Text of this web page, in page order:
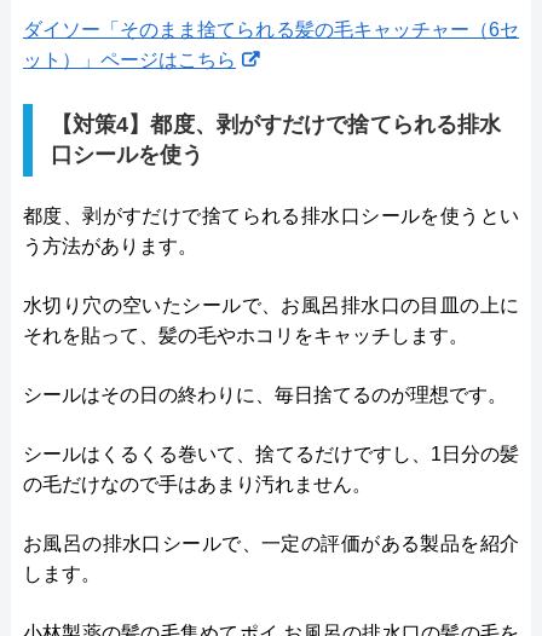
ダイソー「そのまま捨てられる髪の毛キャッチャー（6セ
ット）」ページはこちら
【対策4】都度、剥がすだけで捨てられる排水
口シールを使う
都度、剥がすだけで捨てられる排水口シールを使うとい
う方法があります。
水切り穴の空いたシールで、お風呂排水口の目皿の上に
それを貼って、髪の毛やホコリをキャッチします。
シールはその日の終わりに、毎日捨てるのが理想です。
シールはくるくる巻いて、捨てるだけですし、1日分の髪
の毛だけなので手はあまり汚れません。
お風呂の排水口シールで、一定の評価がある製品を紹介
します。